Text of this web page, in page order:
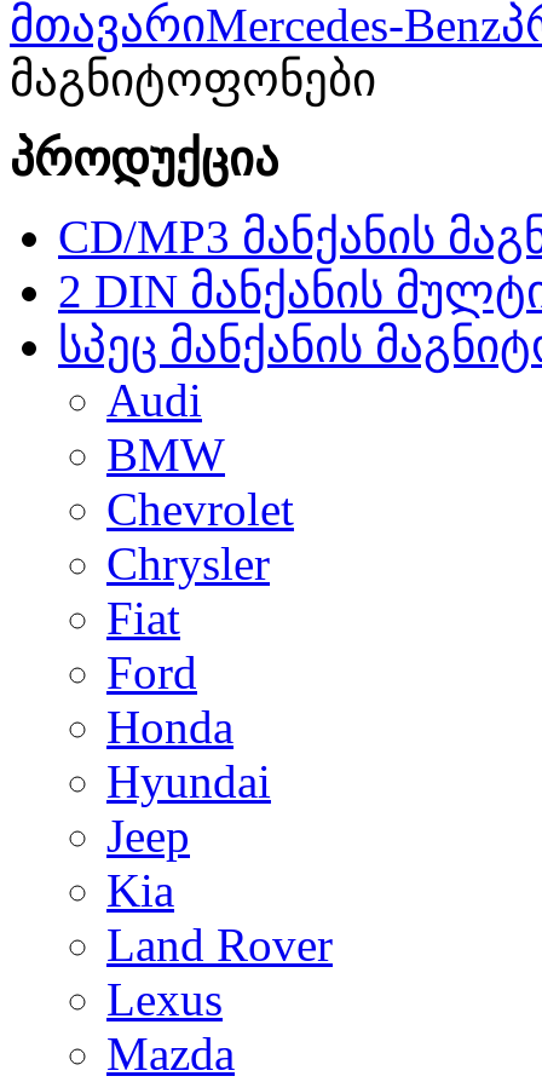
მთავარიMercedes-Benz
მაგნიტოფონები
პროდუქცია
CD/MP3 მანქანის
2 DIN მანქანის
სპეც მანქანის
Audi
BMW
Chevrolet
Chrysler
Fiat
Ford
Honda
Hyundai
Jeep
Kia
Land Rover
Lexus
Mazda